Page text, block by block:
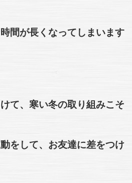
間が長くなってしまいます
て、寒い冬の取り組みこそ
をして、お友達に差をつけ